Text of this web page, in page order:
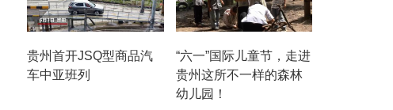
贵州首开JSQ型商品汽
车中亚班列
“六一”国际儿童节，走进
贵州这所不一样的森林
幼儿园！